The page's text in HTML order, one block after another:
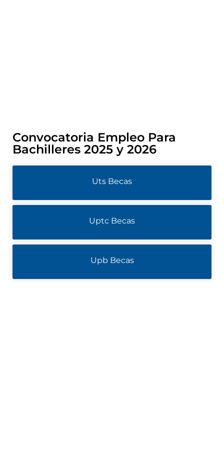
Convocatoria Empleo Para
Bachilleres 2025 y 2026
Uts Becas
Uptc Becas
Upb Becas